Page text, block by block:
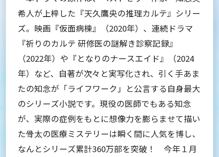
希人が上梓した『天久鷹央の推理カルテ』シリー
ズ。映画『仮面病棟』（2020年）、連続ドラマ
『祈りのカルテ 研修医の謎解き診察記録』
（2022年）や『となりのナースエイド』（2024
年）など、自著が次々と実写化され、引く手あま
たの知念が「ライフワーク」と公言する自身最大
のシリーズ小説です。現役の医師でもある知念
が、実際の症例をもとに想像力を膨らませて描い
た骨太の医療ミステリーは瞬く間に人気を博し、
なんとシリーズ累計360万部を突破！ 今年１月